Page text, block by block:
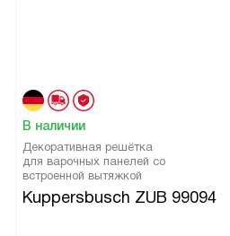
В наличии
Декоративная решётка
для варочных панелей со
встроенной вытяжкой
Kuppersbusch ZUB 99094